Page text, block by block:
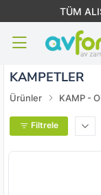
TÜM
KAMPETLER
Ürünler KAMP -
Filtrele